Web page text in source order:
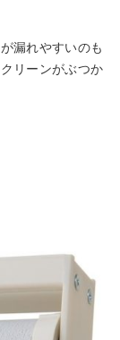
漏れやすいのも
リーンがぶつか